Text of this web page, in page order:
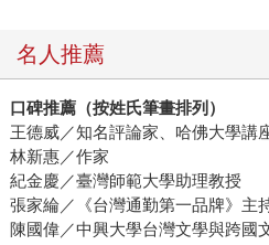
名人推薦
口碑推薦（按姓氏筆畫排列）
王德威／知名評論家、哈佛大學講
林新惠／作家
紀金慶／臺灣師範大學助理教授
張家綸／《台灣通勤第一品牌》主
陳國偉／中興大學台灣文學與跨國